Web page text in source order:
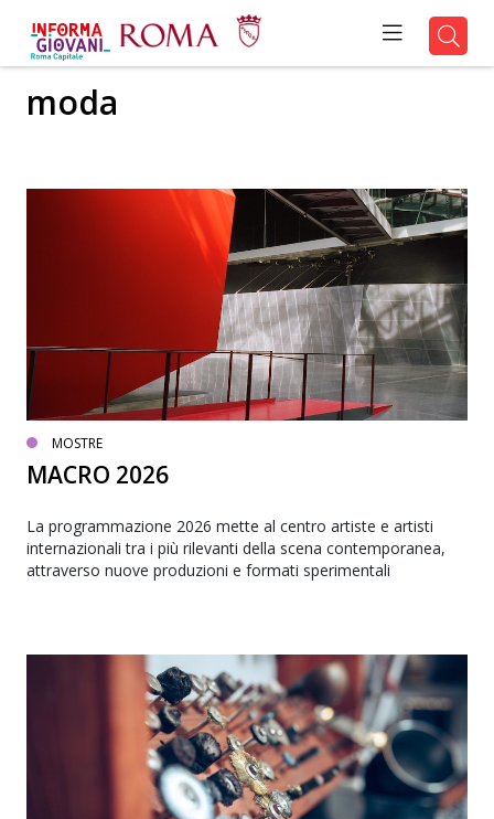
moda
MOSTRE
MACRO 2026
La programmazione 2026 mette al centro artiste e artisti
internazionali tra i più rilevanti della scena contemporanea,
attraverso nuove produzioni e formati sperimentali